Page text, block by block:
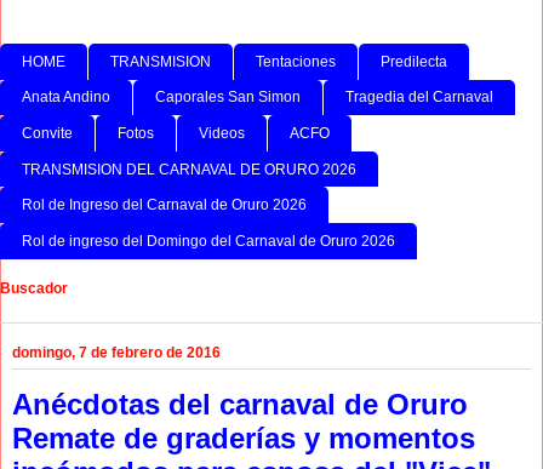
HOME TRANSMISION Tentaciones Predilecta
Anata Andino Caporales San Simon Tragedia del Carnaval
Convite Fotos Videos ACFO
TRANSMISION DEL CARNAVAL DE ORURO 2026
Rol de Ingreso del Carnaval de Oruro 2026
Rol de ingreso del Domingo del Carnaval de Oruro 2026
Buscador
domingo, 7 de febrero de 2016
Anécdotas del carnaval de Oruro
Remate de graderías y momentos